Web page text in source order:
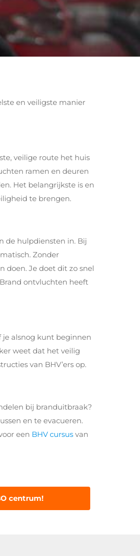
en veiligste manier
veilige route het huis
ramen en deuren
Het belangrijkste is en
te brengen.
de hulpdiensten in. Bij
Zonder
doen. Je doet dit zo snel
ontvluchten heeft
alsnog kunt beginnen
weet dat het veilig
van BHV’ers op.
bij branduitbraak?
en te evacueren.
een BHV cursus van
centrum!